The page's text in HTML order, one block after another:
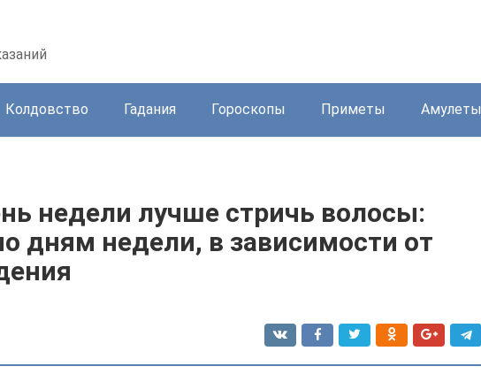
Колдовство Гадания Гороскопы Приметы Амулеты
недели лучше стричь волосы:
дням недели, в зависимости от